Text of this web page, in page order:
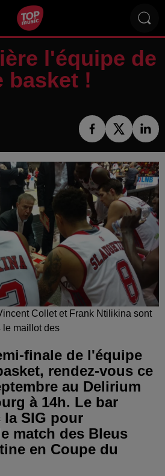
l'équipe de
basket !
Collet et Frank Ntilikina sont
le maillot des
finale de l'équipe
rendez-vous ce
au Delirium
à 14h. Le bar
la SIG pour
match des Bleus
en Coupe du